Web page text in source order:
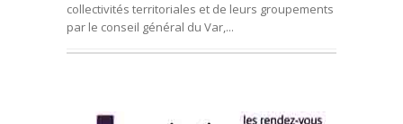
collectivités territoriales et de leurs groupements
par le conseil général du Var,...